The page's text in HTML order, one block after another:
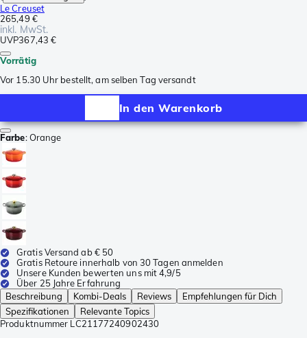
Le Creuset
265,49 €
inkl. MwSt.
UVP367,43 €
Vorrätig
Vor 15.30 Uhr bestellt, am selben Tag versandt
In den Warenkorb
Farbe:Orange
Gratis Versand ab € 50
Gratis Retoure innerhalb von 30 Tagen anmelden
Unsere Kunden bewerten uns mit 4,9/5
Über 25 Jahre Erfahrung
Beschreibung
Kombi-Deals Reviews
Empfehlungen für Dich
Spezifikationen
Relevante Topics
Produktnummer LC21177240902430